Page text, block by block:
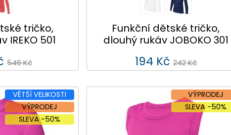
tričko,
IREKO 501
546 Kč
Funkční dětské tričko,
dlouhý rukáv JOBOKO 301
194 Kč 242 Kč
VĚTŠÍ VELIKOSTI
VÝPRODEJ
SLEVA -50%
VÝPRODEJ
SLEVA -50%